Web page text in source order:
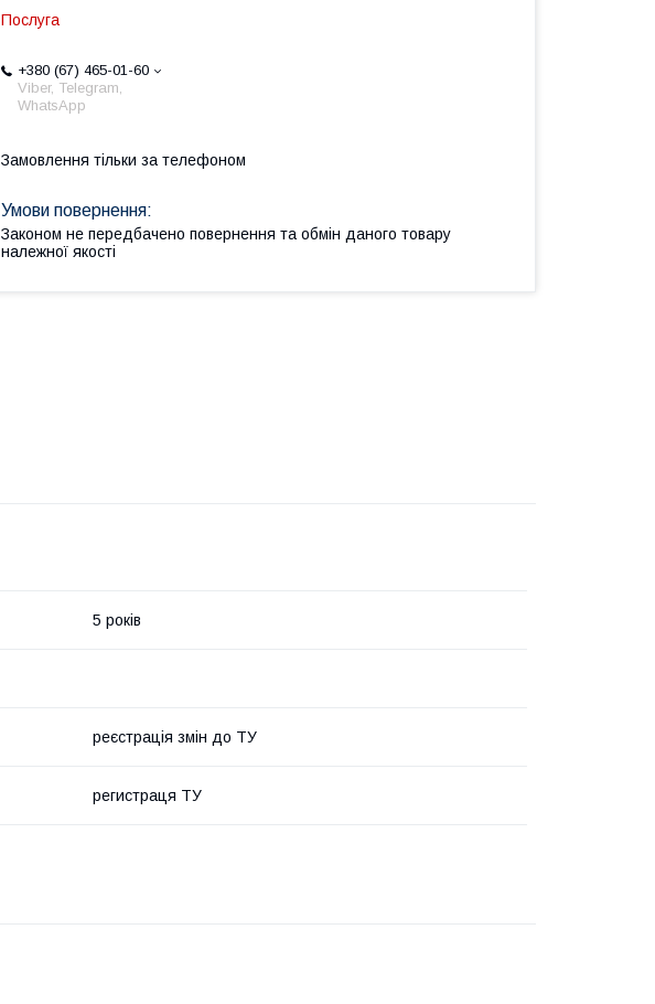
Послуга
+380 (67) 465-01-60
Viber, Telegram,
WhatsApp
Замовлення тільки за телефоном
Законом не передбачено повернення та обмін даного товару
належної якості
5 років
реєстрація змін до ТУ
регистраця ТУ